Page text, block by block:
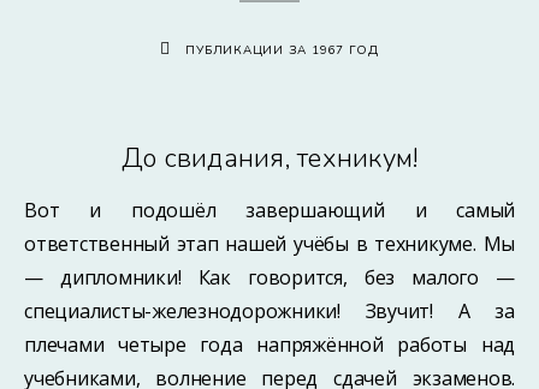
ПУБЛИКАЦИИ ЗА 1967 ГОД
До свидания, техникум!
Вот и подошёл завершающий и самый
ответственный этап нашей учёбы в техникуме. Мы
— дипломники! Как говорится, без малого —
специалисты-железнодорожники! Звучит! А за
плечами четыре года напряжённой работы над
учебниками, волнение перед сдачей экзаменов.